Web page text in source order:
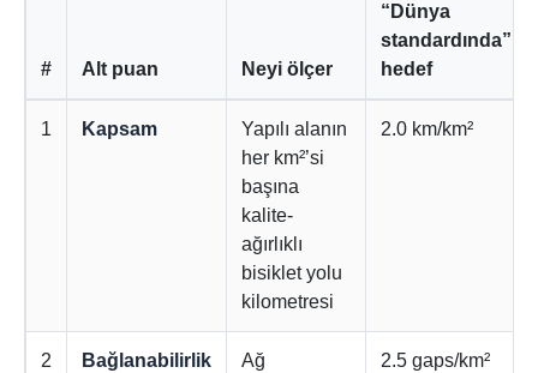
# Alt puan Neyi ölçer
“Dünya
standardında”
hedef
1 Kapsam
Yapılı alanın
her km²’si
başına
kalite-
ağırlıklı
bisiklet yolu
kilometresi
2.0 km/km²
2 Bağlanabilirlik
Ağ
2.5 gaps/km²